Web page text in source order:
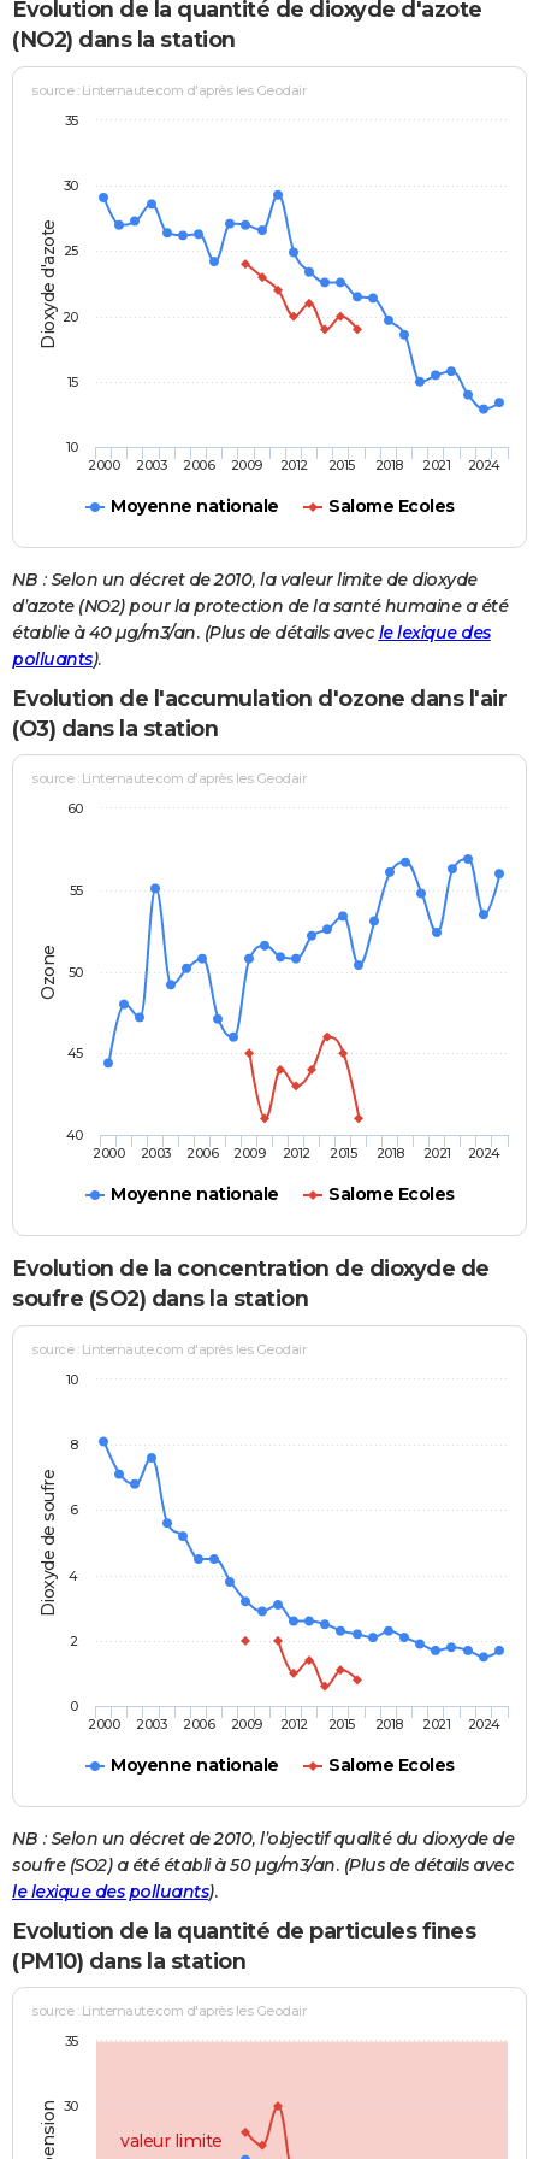
Evolution de la quantité de dioxyde d'azote
(NO2) dans la station
Dioxyde d'azote
source : Linternaute.com d'après les Geodair
Moyenne nationale Salome Ecoles
2000 2003 2006 2009 2012 2015 2018 2021 2024
10
15
20
25
30
35
NB : Selon un décret de 2010, la valeur limite de dioxyde
d’azote (NO2) pour la protection de la santé humaine a été
établie à 40 µg/m3/an. (Plus de détails avecle lexique des
polluants).
Evolution de l'accumulation d'ozone dans l'air
(O3) dans la station
Ozone
source : Linternaute.com d'après les Geodair
Moyenne nationale Salome Ecoles
2000 2003 2006 2009 2012 2015 2018 2021 2024
40
45
50
55
60
Evolution de la concentration de dioxyde de
soufre (SO2) dans la station
Dioxyde de soufre
source : Linternaute.com d'après les Geodair
Moyenne nationale Salome Ecoles
2000 2003 2006 2009 2012 2015 2018 2021 2024
0
2
4
6
8
10
NB : Selon un décret de 2010, l’objectif qualité du dioxyde de
soufre (SO2) a été établi à 50 µg/m3/an. (Plus de détails avec
le lexique des polluants).
Evolution de la quantité de particules fines
(PM10) dans la station
valeur limite
source : Linternaute.com d'après les Geodair
30
35